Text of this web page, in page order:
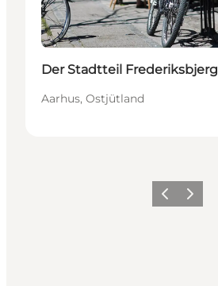
Der Stadtteil Frederiksbjerg
Aarhus, Ostjütland
ZurückWeiter